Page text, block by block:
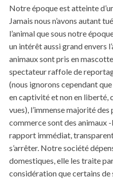
Notre époque est atteinte
Jamais nous n’avons autant
l’animal que sous notre
un intérêt aussi grand envers
animaux sont pris en
spectateur raffole de
(nous ignorons cependant
en captivité et non en liberté,
vues), l’immense majorité
commerce sont des animaux -
rapport immédiat,
s’arrêter. Notre société
domestiques, elle les traite
considération que certains de